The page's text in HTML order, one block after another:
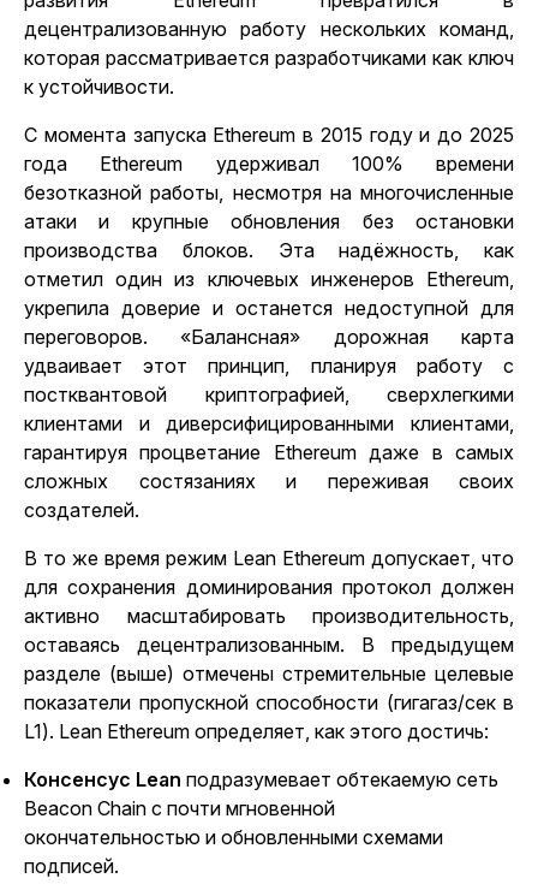
децентрализованную работу нескольких команд,
которая рассматривается разработчиками как ключ
к устойчивости.
С момента запуска Ethereum в 2015 году и до 2025
года Ethereum удерживал 100% времени
безотказной работы, несмотря на многочисленные
атаки и крупные обновления без остановки
производства блоков. Эта надёжность, как
отметил один из ключевых инженеров Ethereum,
укрепила доверие и останется недоступной для
переговоров. «Балансная» дорожная карта
удваивает этот принцип, планируя работу с
постквантовой криптографией, сверхлегкими
клиентами и диверсифицированными клиентами,
гарантируя процветание Ethereum даже в самых
сложных состязаниях и переживая своих
создателей.
В то же время режим Lean Ethereum допускает, что
для сохранения доминирования протокол должен
активно масштабировать производительность,
оставаясь децентрализованным. В предыдущем
разделе (выше) отмечены стремительные целевые
показатели пропускной способности (гигагаз/сек в
L1). Lean Ethereum определяет, как этого достичь:
Консенсус Lean подразумевает обтекаемую сеть
Beacon Chain с почти мгновенной
окончательностью и обновленными схемами
подписей.